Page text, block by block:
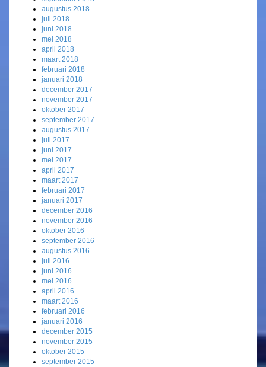
augustus 2018
juli 2018
juni 2018
mei 2018
april 2018
maart 2018
februari 2018
januari 2018
december 2017
november 2017
oktober 2017
september 2017
augustus 2017
juli 2017
juni 2017
mei 2017
april 2017
maart 2017
februari 2017
januari 2017
december 2016
november 2016
oktober 2016
september 2016
augustus 2016
juli 2016
juni 2016
mei 2016
april 2016
maart 2016
februari 2016
januari 2016
december 2015
november 2015
oktober 2015
september 2015